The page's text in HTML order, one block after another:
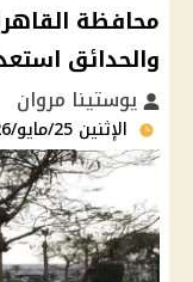
محافظة
والحدائق
يوستينا مروان
الإثنين 25/مايو/2026 - 05:00 ص